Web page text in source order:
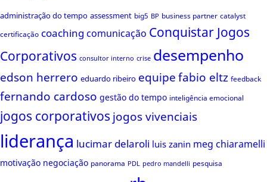
administração do tempo assessment big5 BP business partner catalyst
certificação coaching comunicação Conquistar Jogos
Corporativos consultor interno crise desempenho
edson herrero eduardo ribeiro equipefabio eltz feedback
fernando cardoso gestão do tempo inteligência emocional
jogos corporativos jogos vivenciais
liderança lucimar delaroli luis zanin meg chiaramelli
motivação negociação panorama PDL pedro mandelli pesquisa